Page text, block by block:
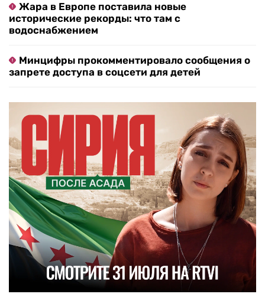
Жара в Европе поставила новые
исторические рекорды: что там с
водоснабжением
Минцифры прокомментировало сообщения о
запрете доступа в соцсети для детей